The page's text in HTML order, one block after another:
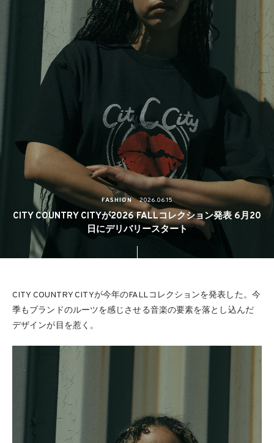
FASHION 2026.06.15
CITY COUNTRY CITYが2026 FALLコレクション発表 6月20
日にデリバリースタート
CITY COUNTRY CITYが今年のFALLコレクションを発表した。今
季もブランドのルーツを感じさせる音楽の要素を落とし込んだ
デザインが目を惹く。